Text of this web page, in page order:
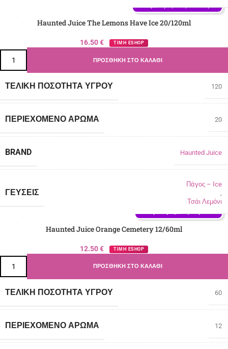
Γεύση: Πάγος - Ιce, Τσάι Λεμόνι
Haunted Juice The Lemons Have Ice 20/120ml
16.50€ ΤΙΜΗ ESHOP
ΠΡΟΣΘΉΚΗ ΣΤΟ ΚΑΛΆΘΙ
ΤΕΛΙΚΉ ΠΟΣΌΤΗΤΑ ΥΓΡΟΎ 120
ΠΕΡΙΈΧΟΜΕΝΟ ΆΡΩΜΑ 20
BRAND Haunted Juice
ΓΕΎΣΕΙΣ
Πάγος – Ιce
,
Τσάι Λεμόνι
Γεύση: Πάγος - Ιce, Πορτοκάλι
Haunted Juice Orange Cemetery 12/60ml
12.50€ ΤΙΜΗ ESHOP
ΠΡΟΣΘΉΚΗ ΣΤΟ ΚΑΛΆΘΙ
ΤΕΛΙΚΉ ΠΟΣΌΤΗΤΑ ΥΓΡΟΎ 60
ΠΕΡΙΈΧΟΜΕΝΟ ΆΡΩΜΑ 12